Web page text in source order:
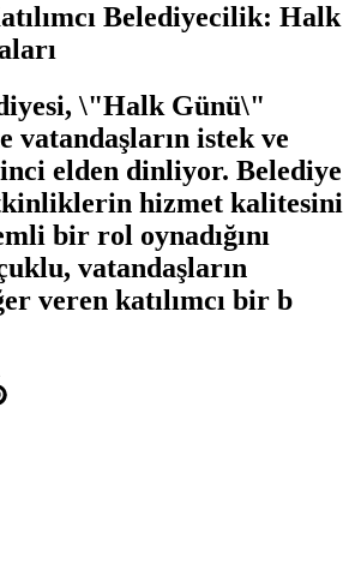
Belediyecilik: Halk
\"Halk Günü\"
vatandaşların istek ve
elden dinliyor. Belediye
hizmet kalitesini
bir rol oynadığını
vatandaşların
veren katılımcı bir b